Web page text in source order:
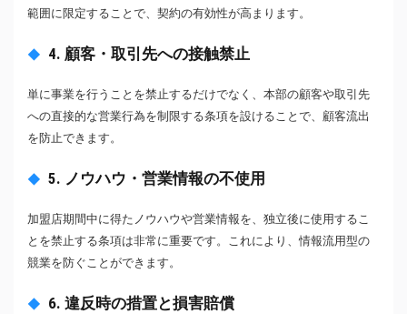
範囲に限定することで、契約の有効性が高まります。
4. 顧客・取引先への接触禁止
単に事業を行うことを禁止するだけでなく、本部の顧客や取引先
への直接的な営業行為を制限する条項を設けることで、顧客流出
を防止できます。
5. ノウハウ・営業情報の不使用
加盟店期間中に得たノウハウや営業情報を、独立後に使用するこ
とを禁止する条項は非常に重要です。これにより、情報流用型の
競業を防ぐことができます。
6. 違反時の措置と損害賠償